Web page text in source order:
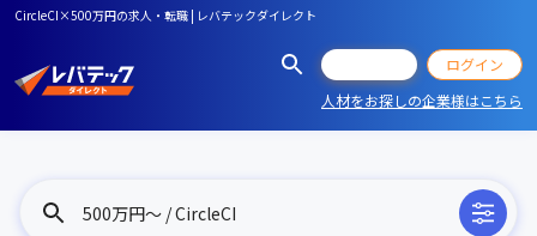
CircleCI×500万円の求人・転職 | レバテックダイレクト
ログイン
人材をお探しの企業様はこちら
500万円〜 / CircleCI